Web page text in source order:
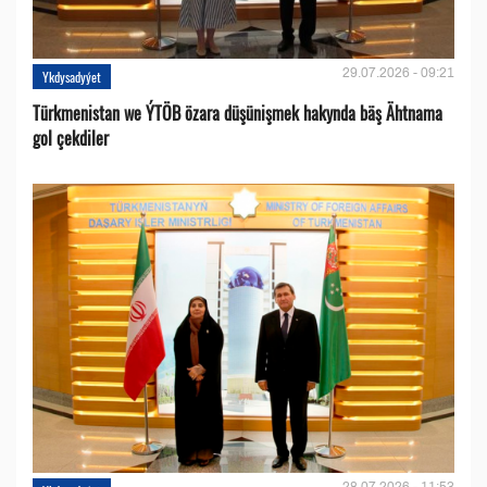
Ykdysadyýet 29.07.2026 - 09:21
Türkmenistan we ÝTÖB özara düşünişmek hakynda bäş Ähtnama
gol çekdiler